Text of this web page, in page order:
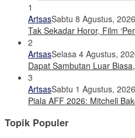
1
ArtsasSabtu 8 Agustus, 2026
Tak Sekadar Horor, Film
2
ArtsasSelasa 4 Agustus,
Dapat Sambutan Luar
3
ArtsasSabtu 1 Agustus, 2026
Piala AFF 2026: Mitchell
Topik Populer